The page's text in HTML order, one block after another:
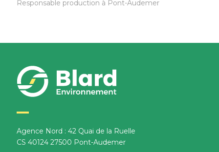
Responsable production à Pont-Audemer
Agence Nord : 42 Quai de la Ruelle
CS 40124 27500 Pont-Audemer